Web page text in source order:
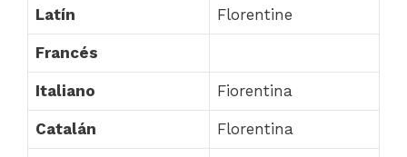
Latín Florentine
Francés
Italiano Fiorentina
Catalán Florentina